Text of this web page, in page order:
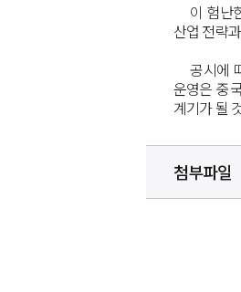
이 험난
산업 전략
공시에
운영은 중
계기가될
첨부파일